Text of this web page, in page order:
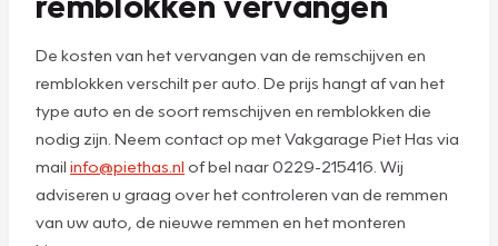
De kosten van het vervangen van de remschijven en
remblokken verschilt per auto. De prijs hangt af van het
type auto en de soort remschijven en remblokken die
nodig zijn. Neem contact op met Vakgarage Piet Has via
mail info@piethas.nl of bel naar 0229-215416. Wij
adviseren u graag over het controleren van de remmen
van uw auto, de nieuwe remmen en het monteren